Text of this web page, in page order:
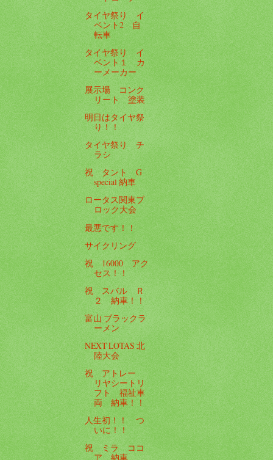
タイヤ祭り イ
ベント2 自
転車
タイヤ祭り イ
ベント１ カ
ーメーカー
展示場 コンク
リート 塗装
明日はタイヤ祭
り！！
タイヤ祭り チ
ラシ
祝 タント G
special 納車
ロータス関東ブ
ロック大会
最悪です！！
サイクリング
祝 16000 アク
セス！！
祝 スバル Ｒ
２ 納車！！
富山 ブラックラ
ーメン
NEXT LOTAS 北
陸大会
祝 アトレー
リヤシートリ
フト 福祉車
両 納車！！
人生初！！ つ
いに！！
祝 ミラ ココ
ア 納車